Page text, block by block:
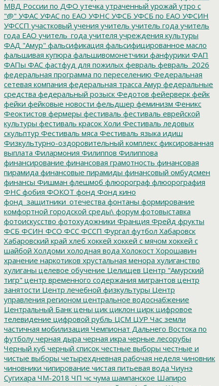
МВД России по ДФО утечка утраченный урожай утро с
"@" УФАС УФАС по ЕАО УФНС УФСБ УФСБ по ЕАО УФСИН
УФССП участковый учения учитель учитель года учитель
года ЕАО учитель_года учителя учреждения культуры
ФАД "Амур" фальсификация фальсифицированное масло
фальшивая купюра фальшивомонетчики фанфурики ФАП
ФАПы ФАС фастфуд для пожилых февраль февраль_2026
федеральная программа по переселению Федеральная
сетевая компания федеральная трасса Амур федеральные
средства федеральный розыск Федотов фейерверк фейк
фейки фейковые новости фельдшер феминизм Феникс
Феоктистов фермеры фестиваль фестиваль еврейской
культуры фестиваль красок Холи Фестиваль ледовых
скульптур Фестиваль мяса Фестиваль языка идиш
Физкультурно-оздоровительный комплекс фиксированная
выплата Филармония Филиппов Филиппова
финансирование финансовая грамотность финансовая
пирамида финансовые пирамиды финансовый омбудсмен
финансы Фишман флешмоб флюорограф флюорография
ФНС фобия ФОКОТ фонд Фонд кино
фонд_защитники_отечества фонтаны формирование
комфортной городской среды\ форум фотовыставка
фотоискусство фотохудожники Франция Фрейд фрукты
ФСБ ФСИН ФСО ФСС ФССП Фургал футбол Хабаровск
Хабаровский край хлеб хоккей хоккей с мячом хоккей с
шайбой Холдоми холодная вода Холокост Хорошавин
хранение наркотиков хрустальная менора хулиганство
хулиганы целевое обучение Целищев Центр "Амурский
тигр" центр временного содержания мигрантов центр
занятости Центр лечебной физкультуры Центр
управления регионом центральное водоснабжение
Центральный Банк цены цик циклон цирк цифровое
телевидение цифровой рубль ЦСМ ЦУР Час земли
частичная мобилизация Чемпионат Дальнего Востока по
футболу черная дыра черная икра черные лесорубы
Черный куб черный список честные выборы честные и
чистые выборы четырехдневная рабочая неделя чиновник
чиновники чипирование чистая питьевая вода Чиунэ
Сугихара ЧМ-2018 ЧП чс чума шампанское Шапиро